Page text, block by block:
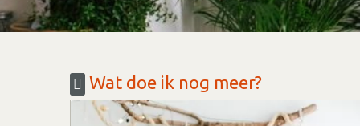
Wat doe ik nog meer?